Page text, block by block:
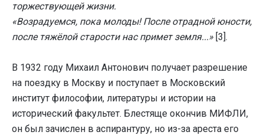
торжествующей жизни.
«Возрадуемся, пока молоды! После отрадной юности,
после тяжёлой старости нас примет земля...» [3].
В 1932 году Михаил Антонович получает разрешение
на поездку в Москву и поступает в Московский
институт философии, литературы и истории на
исторический факультет. Блестяще окончив МИФЛИ,
он был зачислен в аспирантуру, но из-за ареста его